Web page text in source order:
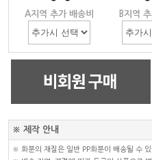
A지역 추가 배송비 B지역
※ 제작 안내
※ 화분의 재질은 일반 PP화분이 배송될 수 있